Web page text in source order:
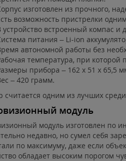
изготовлен из прочного,
возможность пристрелки
устройство встроенный компас и
питания – Li-ion
автономной работы без
температура, при
прибора – 162 x 51 x 65,5
– 420 грамм.
считается одним из лучших
модуль
модуль изготовлен по
недавно, но сумел себя
по максимуму, даже если
обладает высоким порогом